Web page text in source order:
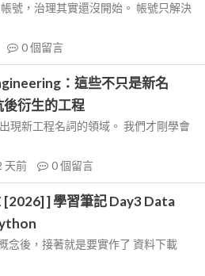
號，治理其實還沒開始。 帳號只解決
0個留言
：這些不只是新名
衍生的工程
現新工程名詞的領域。 我們才剛學會
天前 0個留言
] 學習筆記 Day3 Data
念後，接著就是要實作了 資料下載